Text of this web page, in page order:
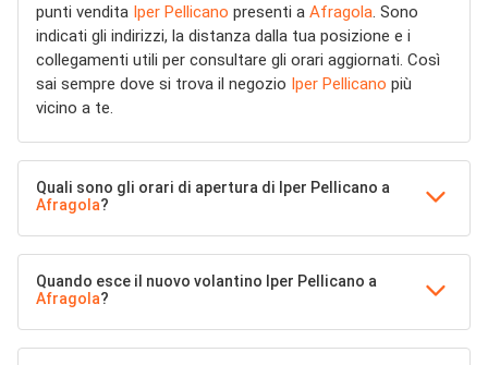
punti vendita Iper Pellicano presenti a Afragola. Sono
indicati gli indirizzi, la distanza dalla tua posizione e i
collegamenti utili per consultare gli orari aggiornati. Così
sai sempre dove si trova il negozio Iper Pellicano più
vicino a te.
Quali sono gli orari di apertura di Iper Pellicano a
Afragola?
Quando esce il nuovo volantino Iper Pellicano a
Afragola?